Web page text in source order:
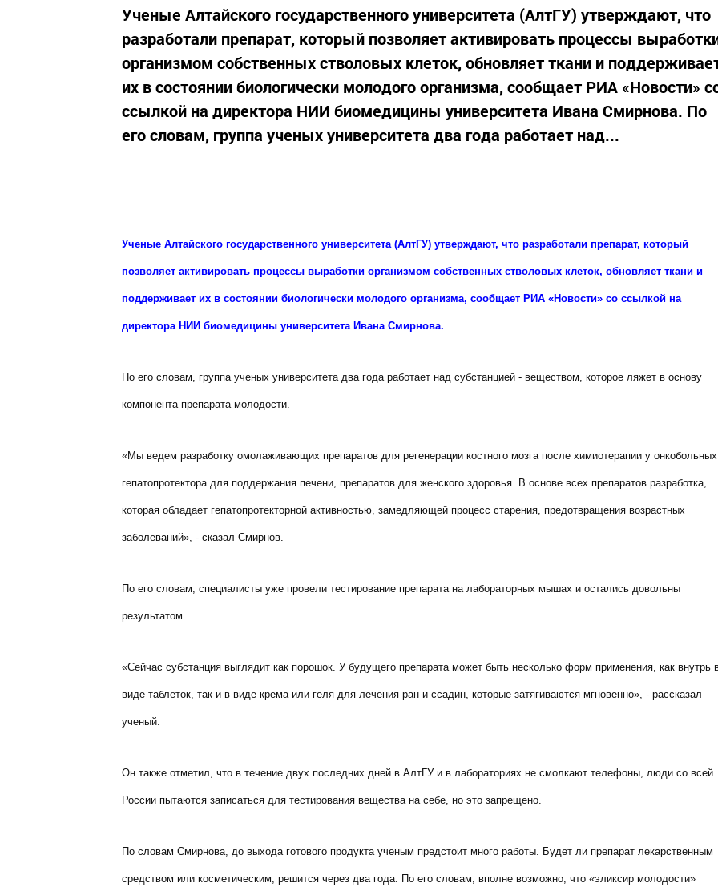
Ученые Алтайского государственного университета (АлтГУ) утверждают, что
разработали препарат, который позволяет активировать процессы
организмом собственных стволовых клеток, обновляет ткани и
их в состоянии биологически молодого организма, сообщает РИА «Новости»
ссылкой на директора НИИ биомедицины университета Ивана Смирнова. По
его словам, группа ученых университета два года работает над...
Ученые Алтайского государственного университета (АлтГУ) утверждают, что разработали препарат, который
позволяет активировать процессы выработки организмом собственных стволовых клеток, обновляет ткани и
поддерживает их в состоянии биологически молодого организма, сообщает РИА «Новости» со ссылкой на
директора НИИ биомедицины университета Ивана Смирнова.
По его словам, группа ученых университета два года работает над субстанцией - веществом, которое ляжет в основу
компонента препарата молодости.
«Мы ведем разработку омолаживающих препаратов для регенерации костного мозга после химиотерапии у онкобольных,
гепатопротектора для поддержания печени, препаратов для женского здоровья. В основе всех препаратов разработка,
которая обладает гепатопротекторной активностью, замедляющей процесс старения, предотвращения возрастных
заболеваний», - сказал Смирнов.
По его словам, специалисты уже провели тестирование препарата на лабораторных мышах и остались довольны
результатом.
«Сейчас субстанция выглядит как порошок. У будущего препарата может быть несколько форм применения, как внутрь
виде таблеток, так и в виде крема или геля для лечения ран и ссадин, которые затягиваются мгновенно», - рассказал
ученый.
Он также отметил, что в течение двух последних дней в АлтГУ и в лабораториях не смолкают телефоны, люди со всей
России пытаются записаться для тестирования вещества на себе, но это запрещено.
По словам Смирнова, до выхода готового продукта ученым предстоит много работы. Будет ли препарат лекарственным
средством или косметическим, решится через два года. По его словам, вполне возможно, что «эликсир молодости»